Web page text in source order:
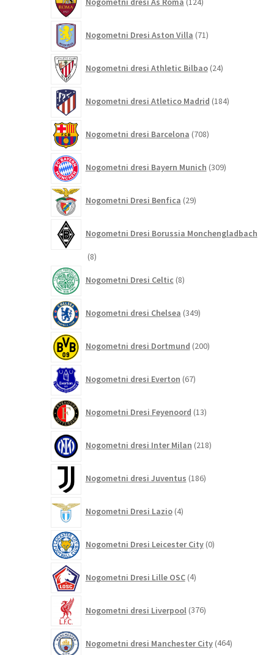
izdelkov
Nogometni Dresi Aston Villa 71izdelkov
Nogometni dresi Athletic Bilbao 24izdelkov
Nogometni dresi Atletico Madrid 184izdelkov
Nogometni dresi Barcelona 708izdelkov
Nogometni dresi Bayern Munich 309izdelkov
Nogometni Dresi Benfica 29izdelkov
Nogometni Dresi Borussia Monchengladbach
88
Nogometni Dresi Celtic 8izdelkov
Nogometni dresi Chelsea 349izdelkov
Nogometni dresi Dortmund 200izdelkov
Nogometni dresi Everton 67izdelkov
Nogometni Dresi Feyenoord 13izdelkov
Nogometni dresi Inter Milan 218izdelkov
Nogometni dresi Juventus 186izdelkov
Nogometni Dresi Lazio 4izdelki
Nogometni Dresi Leicester City 0izdelkov
Nogometni Dresi Lille OSC 4izdelki
Nogometni dresi Liverpool 376izdelkov
Nogometni dresi Manchester City 464izdelkov